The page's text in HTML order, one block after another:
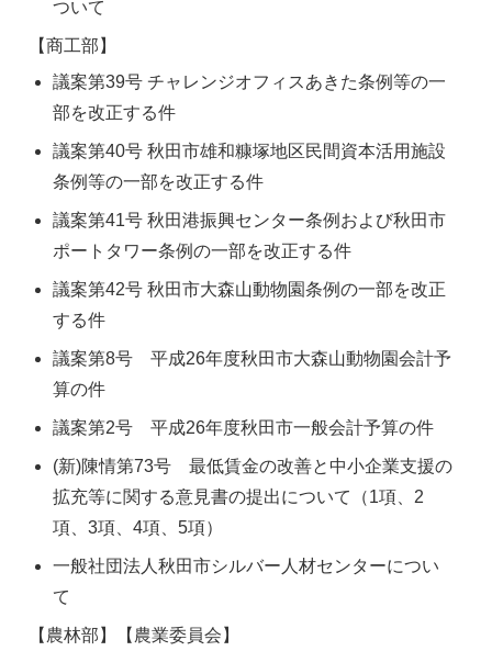
ついて
【商工部】
議案第39号 チャレンジオフィスあきた条例等の一
部を改正する件
議案第40号 秋田市雄和糠塚地区民間資本活用施設
条例等の一部を改正する件
議案第41号 秋田港振興センター条例および秋田市
ポートタワー条例の一部を改正する件
議案第42号 秋田市大森山動物園条例の一部を改正
する件
議案第8号 平成26年度秋田市大森山動物園会計予
算の件
議案第2号 平成26年度秋田市一般会計予算の件
(新)陳情第73号 最低賃金の改善と中小企業支援の
拡充等に関する意見書の提出について（1項、2
項、3項、4項、5項）
一般社団法人秋田市シルバー人材センターについ
て
【農林部】【農業委員会】